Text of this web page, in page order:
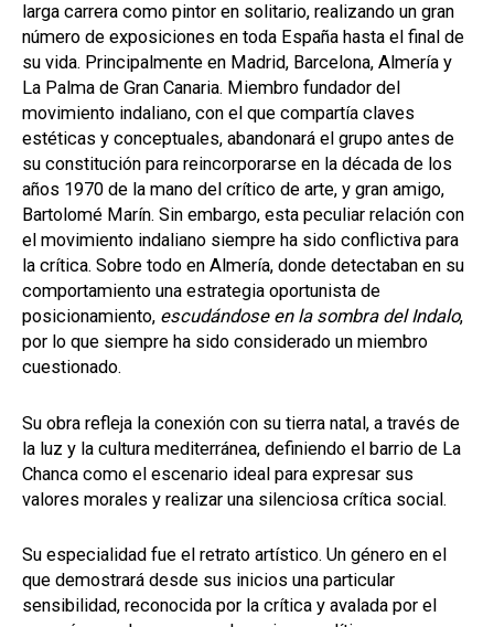
larga carrera como pintor en solitario, realizando un gran
número de exposiciones en toda España hasta el final de
su vida. Principalmente en Madrid, Barcelona, Almería y
La Palma de Gran Canaria. Miembro fundador del
movimiento indaliano, con el que compartía claves
estéticas y conceptuales, abandonará el grupo antes de
su constitución para reincorporarse en la década de los
años 1970 de la mano del crítico de arte, y gran amigo,
Bartolomé Marín. Sin embargo, esta peculiar relación con
el movimiento indaliano siempre ha sido conflictiva para
la crítica. Sobre todo en Almería, donde detectaban en su
comportamiento una estrategia oportunista de
posicionamiento, escudándose en la sombra del Indalo,
por lo que siempre ha sido considerado un miembro
cuestionado.
Su obra refleja la conexión con su tierra natal, a través de
la luz y la cultura mediterránea, definiendo el barrio de La
Chanca como el escenario ideal para expresar sus
valores morales y realizar una silenciosa crítica social.
Su especialidad fue el retrato artístico. Un género en el
que demostrará desde sus inicios una particular
sensibilidad, reconocida por la crítica y avalada por el